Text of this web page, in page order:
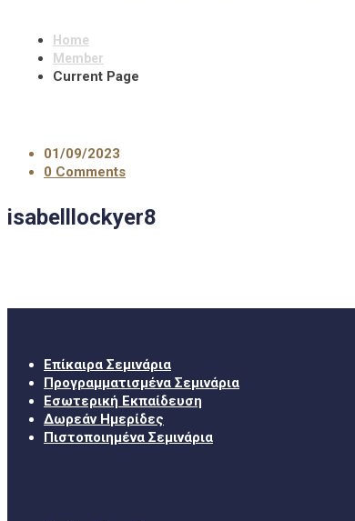
Home
Member
Current Page
01/09/2023
0 Comments
isabelllockyer8
Επίκαιρα Σεμινάρια
Προγραμματισμένα Σεμινάρια
Εσωτερική Εκπαίδευση
Δωρεάν Ημερίδες
Πιστοποιημένα Σεμινάρια